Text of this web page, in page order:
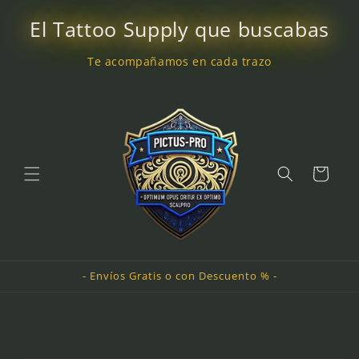
directamente
al contenido
El Tattoo Supply que buscabas
Te acompañamos en cada trazo
Carrito
- Envíos Gratis o con Descuento % -